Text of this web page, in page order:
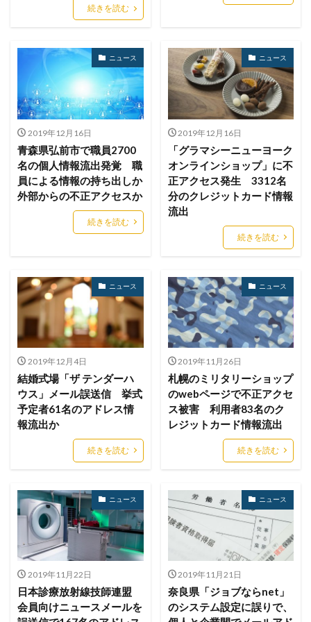
ハッカー集団 ハッキング
ハッキングされました
バニティURL
ハフニウム ばらまき
バレる
パロアルト
ビジネスメール
ビジネスメール詐欺
ビックデータ
ビッグローブ
ビットコイン
ビットポイント
ビデオ会議
ビデオ会議ツール
ヒューマンエラー
ファームウェア
ファイアウォール
ファイブ・アイズ
ファイル
ファイルレス
ファイルレス攻撃
フィッシング
フィッシングサイト
フィッシングメール
フィッシングメールにどう対処すべきか?
フィッシング対策協議会
フォーム
フォレスター
フォレンジック
ブックマーク
プライバシー
プライバシーマーク
ブラウザ
ブルートフォースアタック
ブルガリア
プロキシ
プログラム
プロダクトキー
ブロックチェーン
ペーパーレス化
ペアリング
ベトナム
ベネッセ
ペネトレーションテスト
ホームページ
ホームページ公開
ポーランド
ボイスフィッシング
ポイント
ホスティング
ポスト量子暗号
ボット
ボットネット
ポップアップ
ホテル
ポリ・ネットワーク
マイクロソフト・アクティブ・プロテクションズ・プログラム
マイクロソフトアカウント
マイクロソフトエクスチェンジサーバー
マイナビ
マイナポイント
マウイランサムウェア
マカフィー
マクロ
マスキング
マルウェア
マルウェア感染
マルスパム マルバタイジング
続きを読む
ニュース
2019年12月16日
青森県弘前市で職員2700
名の個人情報流出発覚 職
員による情報の持ち出しか
外部からの不正アクセスか
続きを読む
ニュース
2019年12月16日
「グラマシーニューヨーク
オンラインショップ」に不
正アクセス発生 3312名
分のクレジットカード情報
流出
続きを読む
ニュース
2019年12月4日
結婚式場「ザ テンダーハ
ウス」メール誤送信 挙式
予定者61名のアドレス情
報流出か
続きを読む
ニュース
2019年11月26日
札幌のミリタリーショップ
のwebページで不正アクセ
ス被害 利用者83名のク
レジットカード情報流出
続きを読む
ニュース
2019年11月22日
日本診療放射線技師連盟
会員向けニュースメールを
ニュース
2019年11月21日
奈良県「ジョブならnet」
のシステム設定に誤りで、